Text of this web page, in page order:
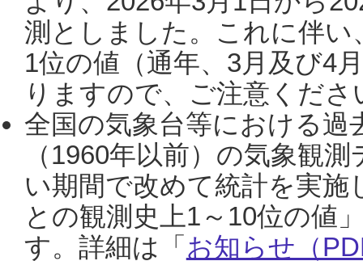
測としました。これに伴い
1位の値（通年、3月及び4
りますので、ご注意くだ
全国の気象台等における過
（1960年以前）の気象観
い期間で改めて統計を実
との観測史上1～10位の値
す。詳細は「 お知らせ（